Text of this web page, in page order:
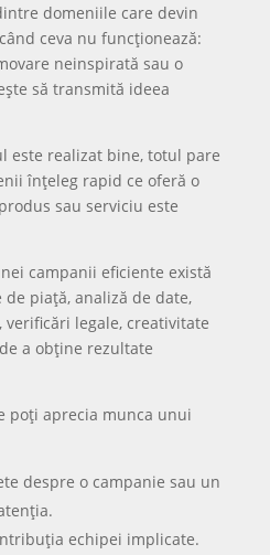
domeniile care devin
ceva nu funcționează:
neinspirată sau o
să transmită ideea
este realizat bine, totul pare
înțeleg rapid ce oferă o
sau serviciu este
campanii eficiente există
piață, analiză de date,
legale, creativitate
a obține rezultate
poți aprecia munca unui
despre o campanie sau un
echipei implicate.